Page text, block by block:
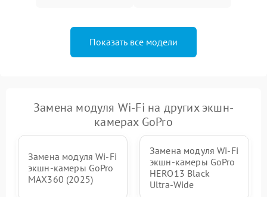
Показать все модели
Замена модуля Wi-Fi на других экшн-
камерах GoPro
Замена модуля Wi-Fi
экшн-камеры GoPro
MAX360 (2025)
Замена модуля Wi-Fi
экшн-камеры GoPro
HERO13 Black
Ultra‑Wide